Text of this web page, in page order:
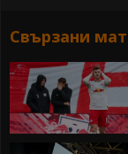
Свързани